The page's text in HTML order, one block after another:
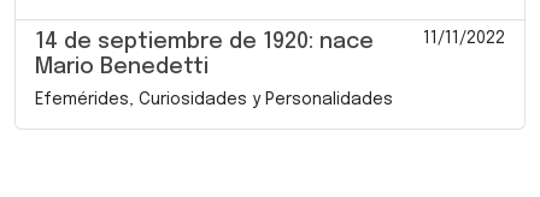
14 de septiembre de 1920: nace
Mario Benedetti
11/11/2022
Efemérides, Curiosidades y Personalidades